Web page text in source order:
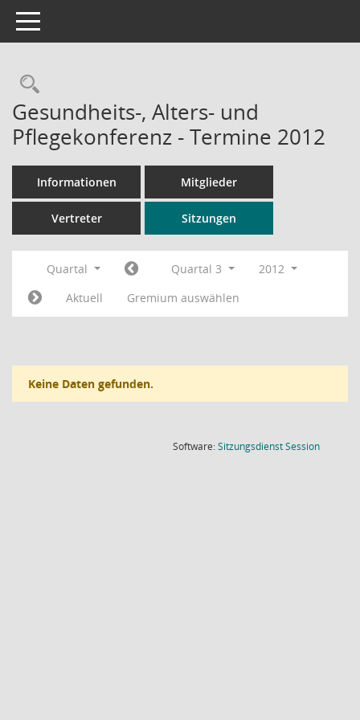
Toggle navigation
Rechercheauswahl
Gesundheits-, Alters- und
Pflegekonferenz - Termine 2012
Informationen Mitglieder
Vertreter Sitzungen
Quartal Quartal 3
2012
Aktuell
Gremium auswählen
Keine Daten gefunden.
Software:SitzungsdienstSession(Wird in